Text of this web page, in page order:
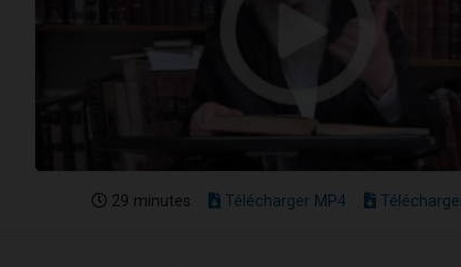
29 minutes Télécharger MP4